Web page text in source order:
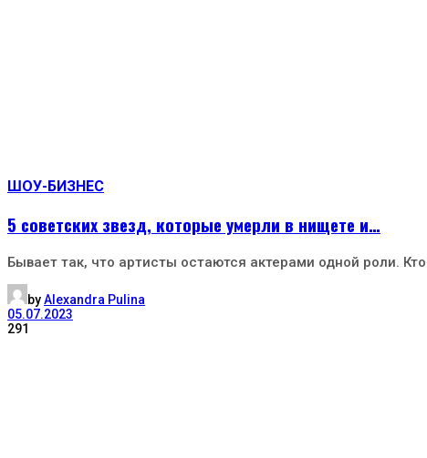
ШОУ-БИЗНЕС
5 советских звезд, которые умерли в нищете и…
Бывает так, что артисты остаются актерами одной роли.
byAlexandra Pulina
05.07.2023
291